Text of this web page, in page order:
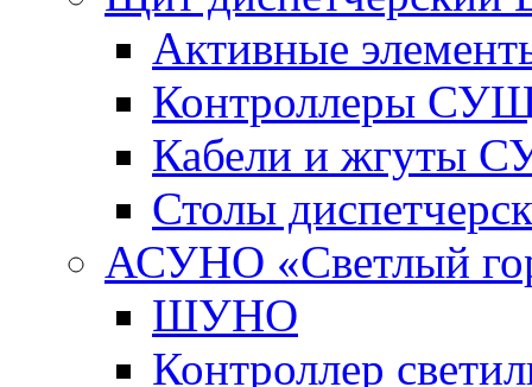
Активные
Контроллеры
Кабели и жгуты
Столы
АСУНО «Светлый
ШУНО
Контроллер